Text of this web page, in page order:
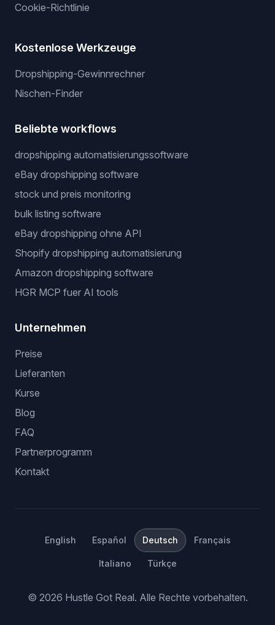
Cookie-Richtlinie
Kostenlose Werkzeuge
Dropshipping-Gewinnrechner
Nischen-Finder
Beliebte workflows
dropshipping automatisierungssoftware
eBay dropshipping software
stock und preis monitoring
bulk listing software
eBay dropshipping ohne API
Shopify dropshipping automatisierung
Amazon dropshipping software
HGR MCP fuer AI tools
Unternehmen
Preise
Lieferanten
Kurse
Blog
FAQ
Partnerprogramm
Kontakt
English Español Deutsch Français
Italiano Türkçe
© 2026 Hustle Got Real. Alle Rechte vorbehalten.